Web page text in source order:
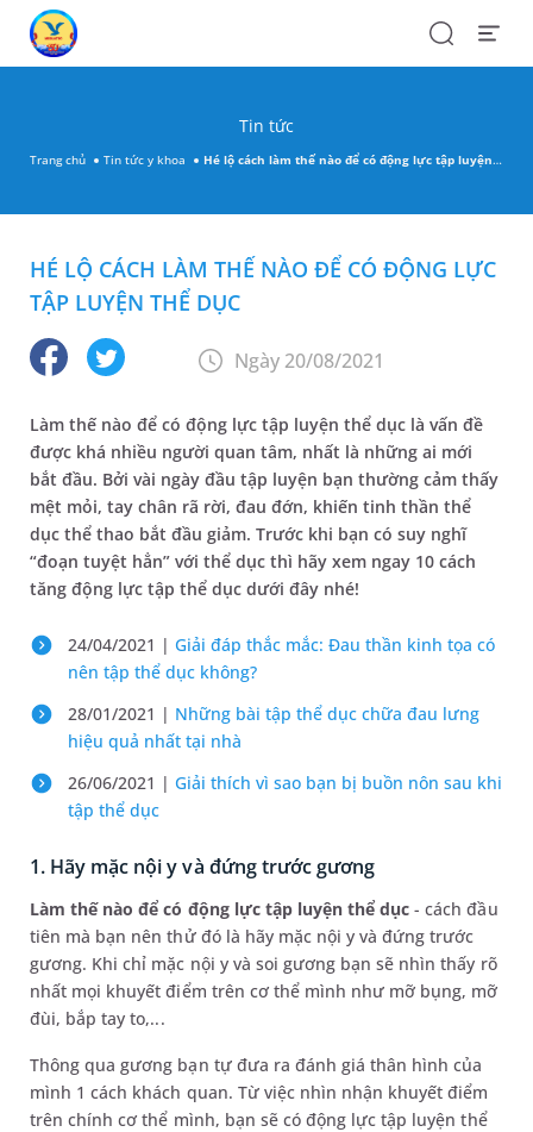
SearchOpen
Tin tức
Trang chủ Tin tức y khoa Hé lộ cách làm thế nào để có động lực tập luyện thể dục
HÉ LỘ CÁCH LÀM THẾ NÀO ĐỂ CÓ ĐỘNG LỰC
TẬP LUYỆN THỂ DỤC
Ngày 20/08/2021
Làm thế nào để có động lực tập luyện thể dục là vấn đề
được khá nhiều người quan tâm, nhất là những ai mới
bắt đầu. Bởi vài ngày đầu tập luyện bạn thường cảm thấy
mệt mỏi, tay chân rã rời, đau đớn, khiến tinh thần thể
dục thể thao bắt đầu giảm. Trước khi bạn có suy nghĩ
“đoạn tuyệt hẳn” với thể dục thì hãy xem ngay 10 cách
tăng động lực tập thể dục dưới đây nhé!
24/04/2021 | Giải đáp thắc mắc: Đau thần kinh tọa có
nên tập thể dục không?
28/01/2021 | Những bài tập thể dục chữa đau lưng
hiệu quả nhất tại nhà
26/06/2021 | Giải thích vì sao bạn bị buồn nôn sau khi
tập thể dục
1. Hãy mặc nội y và đứng trước gương
Làm thế nào để có động lực tập luyện thể dục- cách đầu
tiên mà bạn nên thử đó là hãy mặc nội y và đứng trước
gương. Khi chỉ mặc nội y và soi gương bạn sẽ nhìn thấy rõ
nhất mọi khuyết điểm trên cơ thể mình như mỡ bụng, mỡ
đùi, bắp tay to,...
Thông qua gương bạn tự đưa ra đánh giá thân hình của
mình 1 cách khách quan. Từ việc nhìn nhận khuyết điểm
trên chính cơ thể mình, bạn sẽ có động lực tập luyện thể